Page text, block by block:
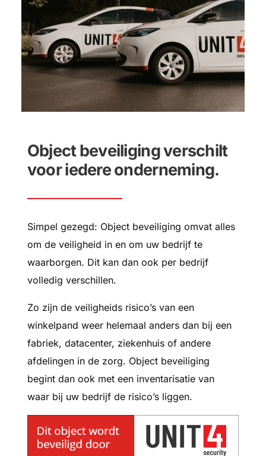
Object beveiliging verschilt
voor iedere onderneming.
Simpel gezegd: Object beveiliging omvat alles
om de veiligheid in en om uw bedrijf te
waarborgen. Dit kan dan ook per bedrijf
volledig verschillen.
Zo zijn de veiligheids risico’s van een
winkelpand weer helemaal anders dan bij een
fabriek, datacenter, ziekenhuis of andere
afdelingen in de zorg. Object beveiliging
begint dan ook met een inventarisatie van
waar bij uw bedrijf de risico’s liggen.